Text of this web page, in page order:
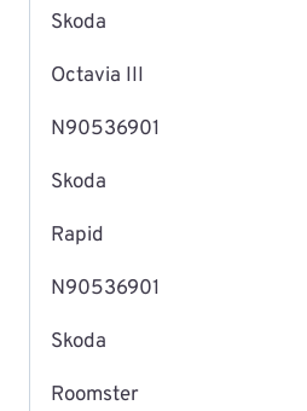
Skoda
Octavia III
N90536901
Skoda
Rapid
N90536901
Skoda
Roomster